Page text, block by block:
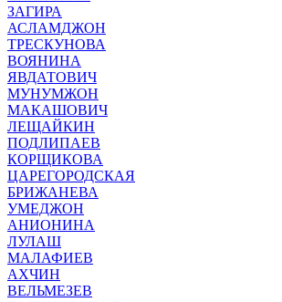
ЗАГИРА
АСЛАМДЖОН
ТРЕСКУНОВА
ВОЯНИНА
ЯВДАТОВИЧ
МУНУМЖОН
МАКАШОВИЧ
ЛЕЩАЙКИН
ПОДЛИПАЕВ
КОРЩИКОВА
ЦАРЕГОРОДСКАЯ
БРИЖАНЕВА
УМЕДЖОН
АНИОНИНА
ЛУЛАШ
МАЛАФИЕВ
АХЧИН
ВЕЛЬМЕЗЕВ